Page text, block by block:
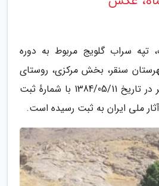
تپه سراب گلویج مربوط به دوره
سنقر، بخش مرکزی، روستای
گلویج واقع شده این اثر در تاریخ 1384/05/11 با شمارهٔ ثبت